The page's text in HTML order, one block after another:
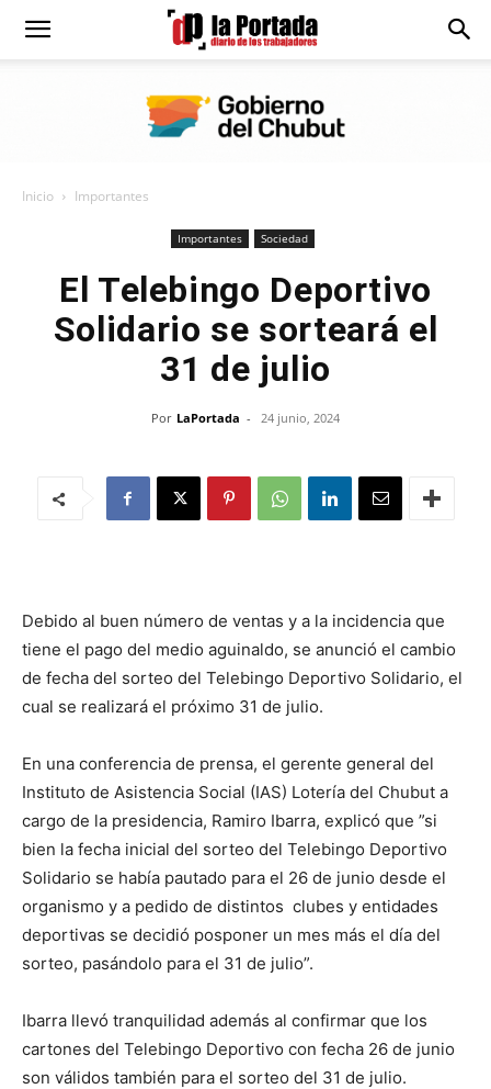
Diario
Inicio Importantes
Importantes Sociedad
El Telebingo Deportivo
Solidario se sorteará el
31 de julio
Por LaPortada - 24 junio, 2024
Debido al buen número de ventas y a la incidencia que
tiene el pago del medio aguinaldo, se anunció el cambio
de fecha del sorteo del Telebingo Deportivo Solidario, el
cual se realizará el próximo 31 de julio.
En una conferencia de prensa, el gerente general del
Instituto de Asistencia Social (IAS) Lotería del Chubut a
cargo de la presidencia, Ramiro Ibarra, explicó que ”si
bien la fecha inicial del sorteo del Telebingo Deportivo
Solidario se había pautado para el 26 de junio desde el
organismo y a pedido de distintos clubes y entidades
deportivas se decidió posponer un mes más el día del
sorteo, pasándolo para el 31 de julio”.
Ibarra llevó tranquilidad además al confirmar que los
cartones del Telebingo Deportivo con fecha 26 de junio
son válidos también para el sorteo del 31 de julio.